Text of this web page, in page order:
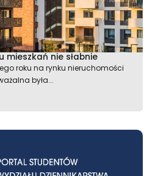
mieszkań nie słabnie
roku na rynku nieruchomości
była...